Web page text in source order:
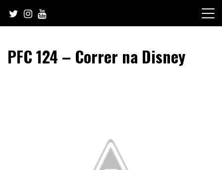
content
PFC 124 – Correr na Disney